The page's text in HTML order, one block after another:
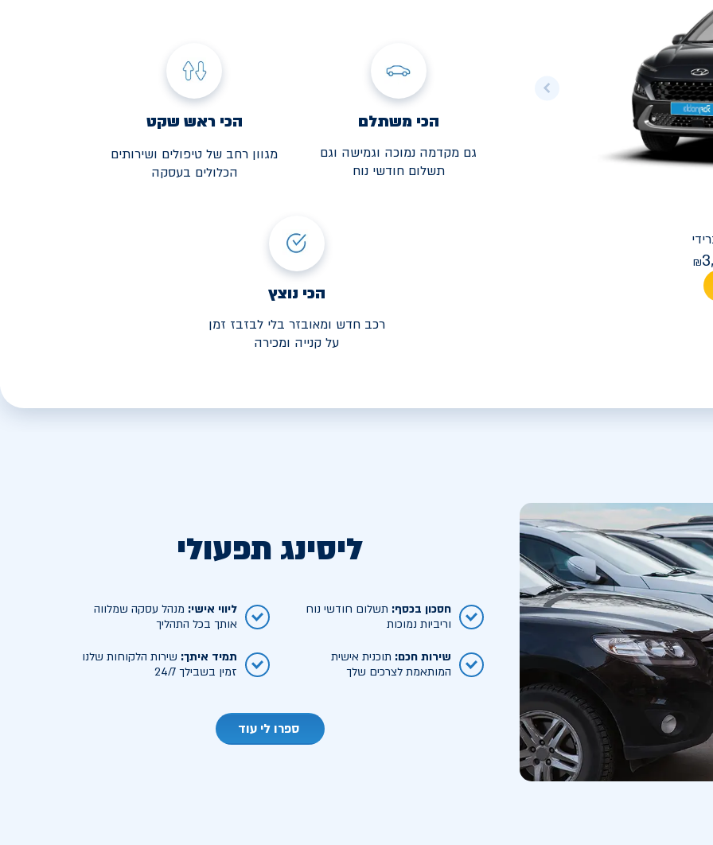
הכי משתלם
גם מקדמה נמוכה וגמישה וגם
תשלום חודשי נוח
הכי ראש שקט
מגוון רחב של טיפולים ושירותים
הכלולים בעסקה
הכי נוצץ
רכב חדש ומאובזר בלי לבזבז זמן
על קנייה ומכירה
מחיר חודשי החל מ- 3,190
ליסינג תפעולי
חסכון בכסף: תשלום חודשי נוח
וריביות נמוכות
ליווי אישי: מנהל עסקה שמלווה
אותך בכל התהליך
שירות חכם: תוכנית אישית
המותאמת לצרכים שלך
תמיד איתך: שירות הלקוחות שלנו
זמין בשבילך 24/7
ספרו לי עוד